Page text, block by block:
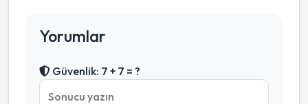
Yorumlar
Güvenlik: 7 + 7 = ?